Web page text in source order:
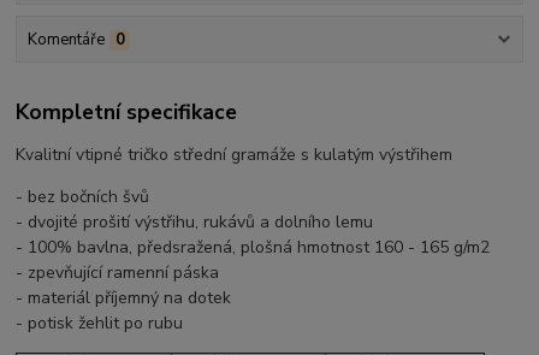
Komentáře 0
Kompletní specifikace
Kvalitní vtipné tričko střední gramáže s kulatým výstřihem
- bez bočních švů
- dvojité prošití výstřihu, rukávů a dolního lemu
- 100% bavlna, předsražená, plošná hmotnost 160 - 165 g/m2
- zpevňující ramenní páska
- materiál příjemný na dotek
- potisk žehlit po rubu